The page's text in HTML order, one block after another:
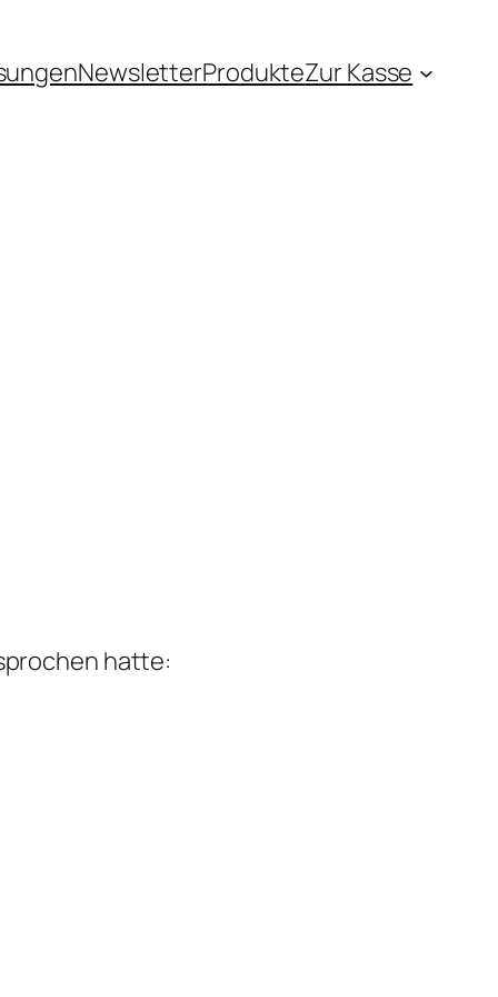
NewsletterProdukteZur Kasse
hatte: